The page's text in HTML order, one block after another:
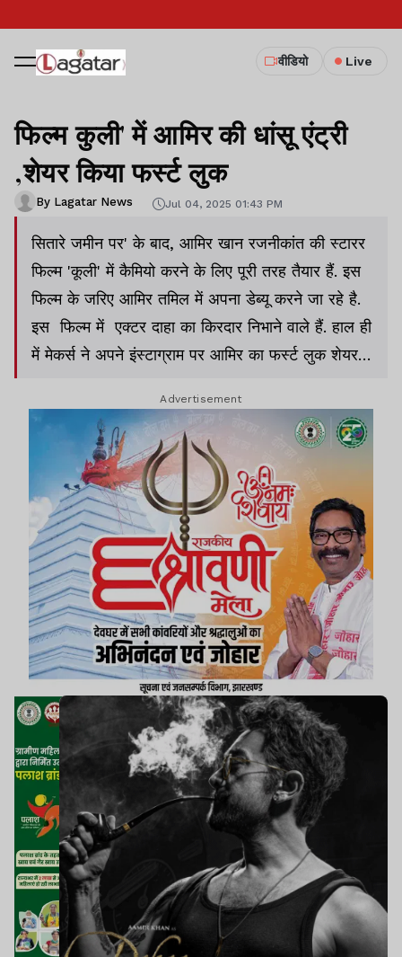
वीडियो Live
फिल्म कुली' में आमिर की धांसू एंट्री
,शेयर किया फर्स्ट लुक
By Lagatar News Jul 04, 2025 01:43 PM
सितारे जमीन पर' के बाद, आमिर खान रजनीकांत की स्टारर
फिल्म 'कूली' में कैमियो करने के लिए पूरी तरह तैयार हैं. इस
फिल्म के जरिए आमिर तमिल में अपना डेब्यू करने जा रहे है.
इस फिल्म में एक्टर दाहा का किरदार निभाने वाले हैं. हाल ही
में मेकर्स ने अपने इंस्टाग्राम पर आमिर का फर्स्ट लुक शेयर
Advertisement